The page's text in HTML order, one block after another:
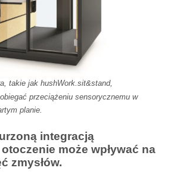
takie jak hushWork.sit&stand,
przeciążeniu sensorycznemu w
planie.
integracją
może wpływać na
zmysłów.